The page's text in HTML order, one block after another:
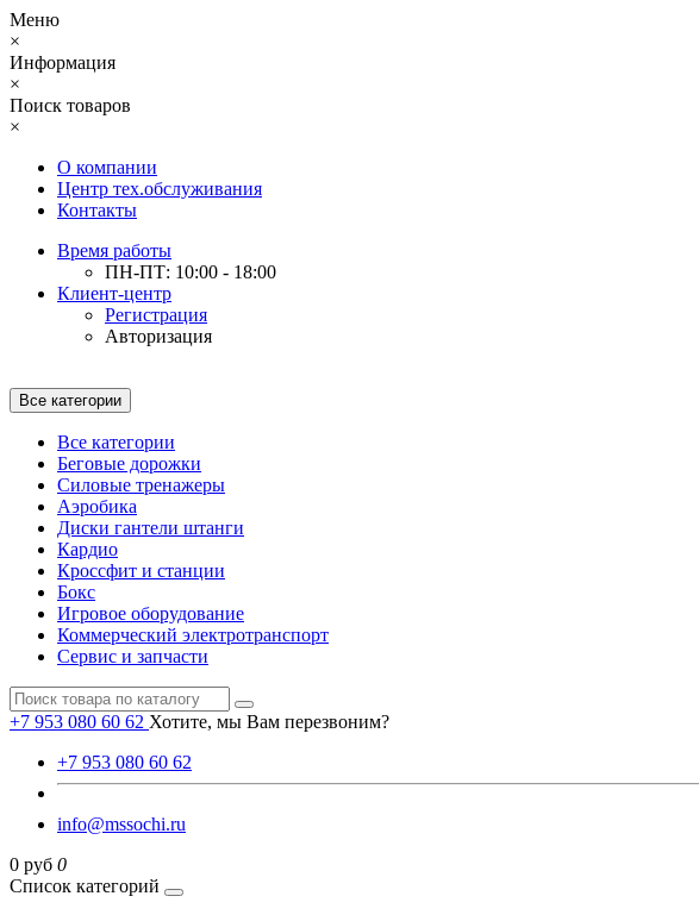
Меню
×
Информация
×
Поиск товаров
×
О компании
Центр тех.обслуживания
Контакты
Время работы
ПН-ПТ: 10:00 - 18:00
Клиент-центр
Регистрация
Авторизация
Все категории
Все категории
Беговые дорожки
Силовые тренажеры
Аэробика
Диски гантели штанги
Кардио
Кроссфит и станции
Бокс
Игровое оборудование
Коммерческий электротранспорт
Сервис и запчасти
+7 953 080 60 62 Хотите, мы Вам перезвоним?
+7 953 080 60 62
info@mssochi.ru
0 руб 0
Список категорий